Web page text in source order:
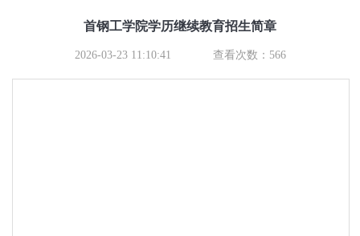
首钢工学院学历继续教育招生简章
2026-03-23 11:10:41 查看次数： 566